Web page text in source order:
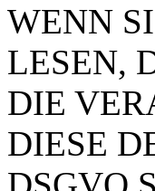
WENN
LESEN,
DIE
DIESE